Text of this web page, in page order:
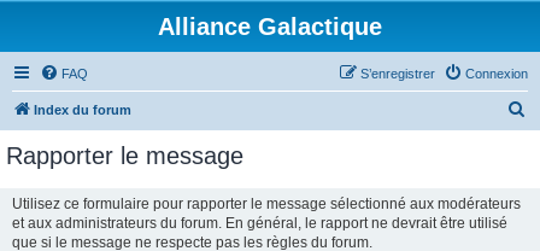
Alliance Galactique
FAQ Connexion
S’enregistrer
Index du forum
Rapporter le message
Utilisez ce formulaire pour rapporter le message sélectionné aux modérateurs
et aux administrateurs du forum. En général, le rapport ne devrait être utilisé
que si le message ne respecte pas les règles du forum.